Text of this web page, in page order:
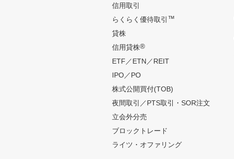
信用取引
らくらく優待取引 ™
貸株
信用貸株®
ETF／ETN／REIT
IPO／PO
株式公開買付(TOB)
夜間取引／PTS取引・SOR注文
立会外分売
ブロックトレード
ライツ・オファリング